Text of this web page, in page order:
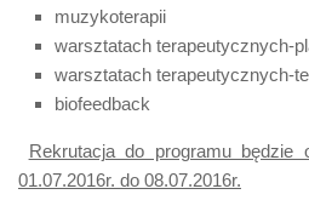
muzykoterapii
warsztatach terapeutycznych-
warsztatach terapeutycznych-
biofeedback
Rekrutacja do programu
01.07.2016r. do 08.07.2016r.